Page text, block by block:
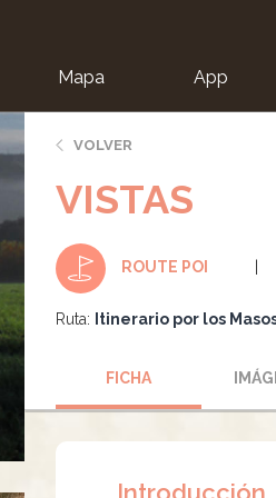
Mapa App
VOLVER
VISTAS
ROUTE POI
Ruta: Itinerario por los
FICHA